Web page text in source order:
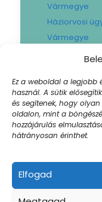
Ez a weboldal a legjobb
használ. A sütik
és segítenek, hogy
oldalon, mint a
hozzájárulás
hátrányosan érinthet.
Elfogad
Vármegye
Háziorvosi
Vármegye
Városi
Művese
Facility
Sajtószoba
© 2024